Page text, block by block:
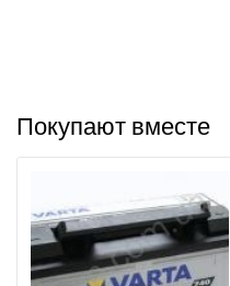
Покупают вместе
Написати в Viber